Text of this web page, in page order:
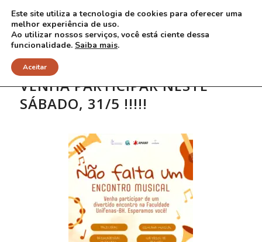
VENHA PARTICIPAR NESTE
SÁBADO, 31/5 !!!!!
Este site utiliza a tecnologia de cookies para oferecer uma
melhor experiência de uso.
Ao utilizar nossos serviços, você está ciente dessa
funcionalidade. Saiba mais.
Aceitar